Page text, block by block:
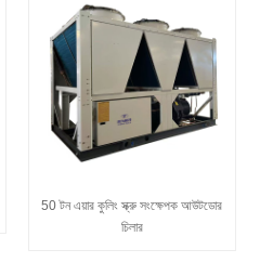
50 টন এয়ার কুলিং স্ক্রু সংক্ষেপক আউটডোর
চিলার